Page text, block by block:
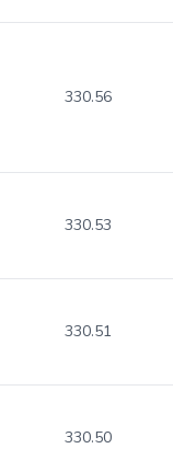
330.56
330.53
330.51
330.50